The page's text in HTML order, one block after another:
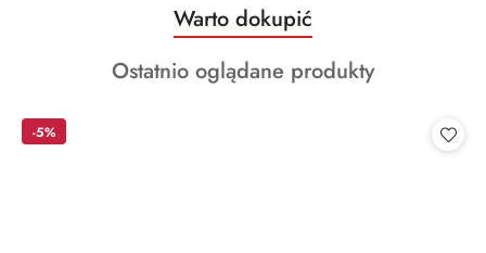
Pomiń karuzelę produktów
Produkty
o
statusie:
Warto dokupić
Produkty
Ostatnio oglądane produkty
-5%